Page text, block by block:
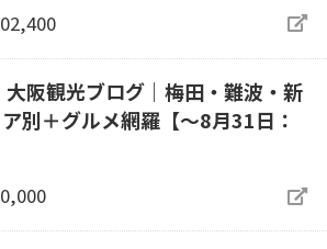
大阪観光ブログ｜梅田・難波・新
別＋グルメ網羅【～8月31日：